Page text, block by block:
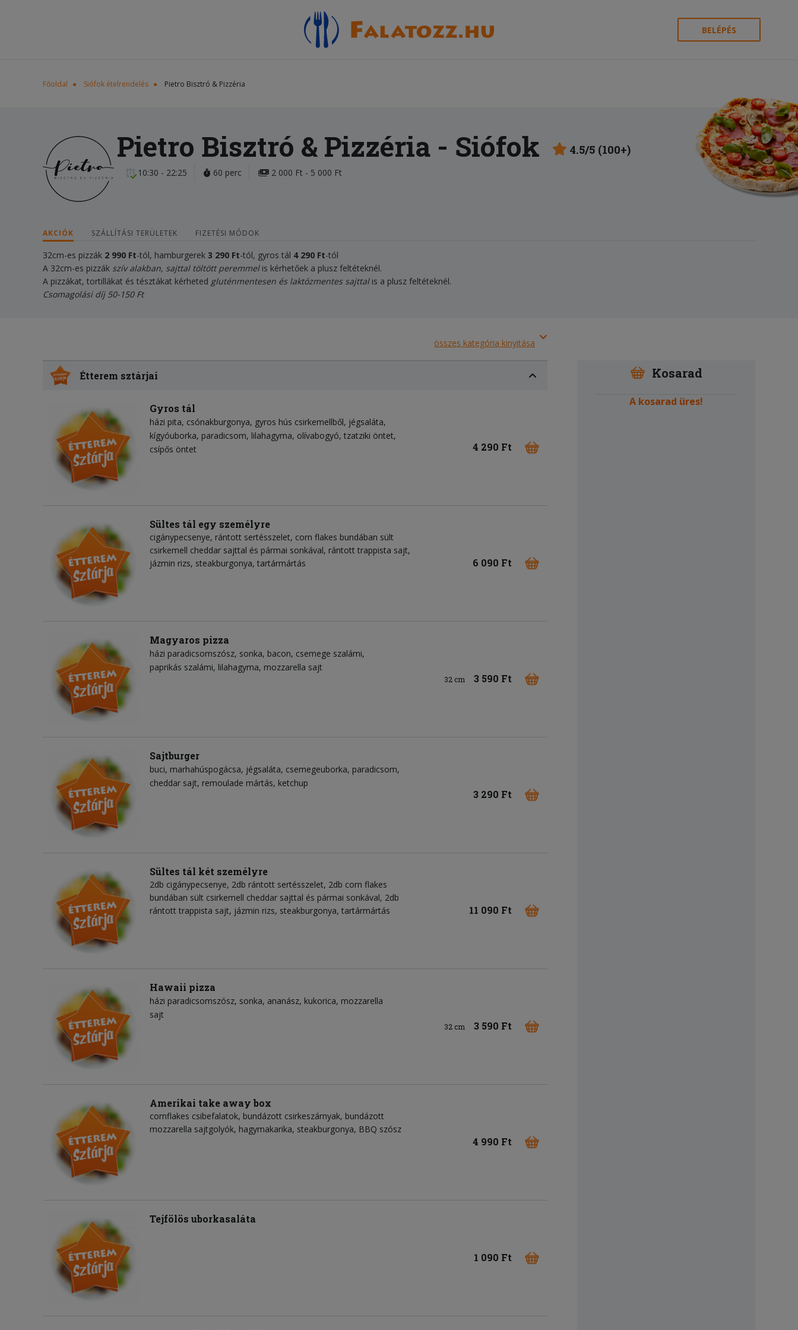
BELÉPÉS
Főoldal Siófok ételrendelés Pietro Bisztró & Pizzéria
Pietro Bisztró & Pizzéria - Siófok 4.5/5 (100+)
10:30 - 22:25 60 perc 2 000 Ft - 5 000 Ft
AKCIÓK SZÁLLÍTÁSI TERÜLETEK FIZETÉSI MÓDOK
32cm-es pizzák 2 990 Ft-tól, hamburgerek 3 290 Ft-tól, gyros tál 4 290 Ft-tól
A 32cm-es pizzák szív alakban, sajttal töltött peremmelis kérhetőek a plusz feltéteknél.
A pizzákat, tortillákat és tésztákat kérheted gluténmentesen és laktózmentes sajttalis a plusz feltéteknél.
Csomagolási díj 50-150 Ft
összes kategória kinyitása
Étterem sztárjai
Gyros tál
házi pita csónakburgonya gyros hús csirkemellből jégsaláta
kígyóuborka paradicsom lilahagyma olívabogyó tzatziki öntet
csípős öntet
4 290 Ft
Sültes tál egy személyre
cigánypecsenye, rántott sertésszelet, corn flakes bundában sült
csirkemell cheddar sajttal és pármai sonkával, rántott trappista sajt,
jázmin rizs, steakburgonya, tartármártás
6 090 Ft
Magyaros pizza
házi paradicsomszósz sonka bacon csemege szalámi
paprikás szalámi lilahagyma mozzarella sajt
32 cm 3 590 Ft
Sajtburger
buci marhahúspogácsa jégsaláta csemegeuborka paradicsom
cheddar sajt remoulade mártás ketchup
3 290 Ft
Sültes tál két személyre
2db cigánypecsenye, 2db rántott sertésszelet, 2db corn flakes
bundában sült csirkemell cheddar sajttal és pármai sonkával, 2db
rántott trappista sajt, jázmin rizs, steakburgonya, tartármártás
11 090 Ft
Hawaii pizza
házi paradicsomszósz sonka ananász kukorica mozzarella
sajt
32 cm 3 590 Ft
Amerikai take away box
cornflakes csibefalatok, bundázott csirkeszárnyak, bundázott
mozzarella sajtgolyók, hagymakarika, steakburgonya, BBQ szósz
4 990 Ft
Tejfölös uborkasaláta
1 090 Ft
Kosarad
A kosarad üres!